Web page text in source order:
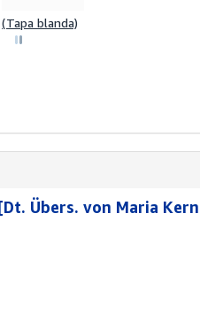
(Tapa blanda)
Übers. von Maria